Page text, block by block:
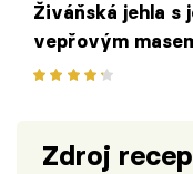
Živáňská jehla s
vepřovým
Pohlreicha
Zdroj